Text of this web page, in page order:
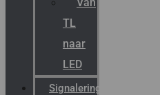
TL
naar
LED
Signalering